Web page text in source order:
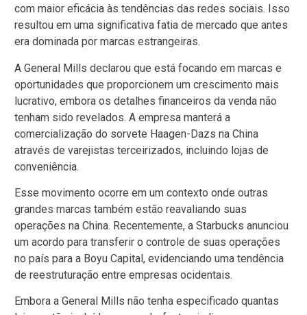
com maior eficácia às tendências das redes sociais. Isso
resultou em uma significativa fatia de mercado que antes
era dominada por marcas estrangeiras.
A General Mills declarou que está focando em marcas e
oportunidades que proporcionem um crescimento mais
lucrativo, embora os detalhes financeiros da venda não
tenham sido revelados. A empresa manterá a
comercialização do sorvete Haagen-Dazs na China
através de varejistas terceirizados, incluindo lojas de
conveniência.
Esse movimento ocorre em um contexto onde outras
grandes marcas também estão reavaliando suas
operações na China. Recentemente, a Starbucks anunciou
um acordo para transferir o controle de suas operações
no país para a Boyu Capital, evidenciando uma tendência
de reestruturação entre empresas ocidentais.
Embora a General Mills não tenha especificado quantas